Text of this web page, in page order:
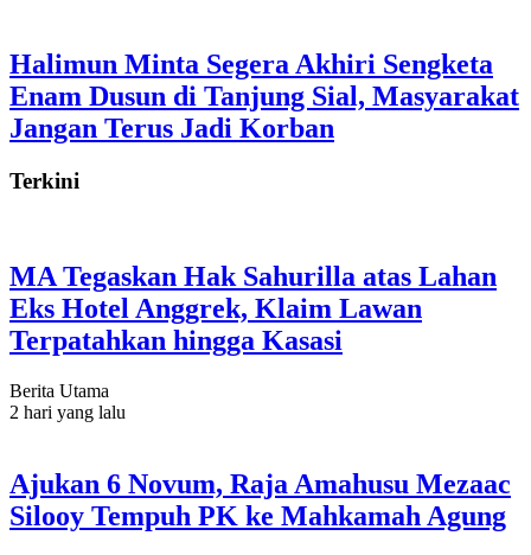
Halimun Minta Segera Akhiri Sengketa
Enam Dusun di Tanjung Sial, Masyarakat
Jangan Terus Jadi Korban
Terkini
MA Tegaskan Hak Sahurilla atas Lahan
Eks Hotel Anggrek, Klaim Lawan
Terpatahkan hingga Kasasi
Berita Utama
2 hari yang lalu
Ajukan 6 Novum, Raja Amahusu Mezaac
Silooy Tempuh PK ke Mahkamah Agung